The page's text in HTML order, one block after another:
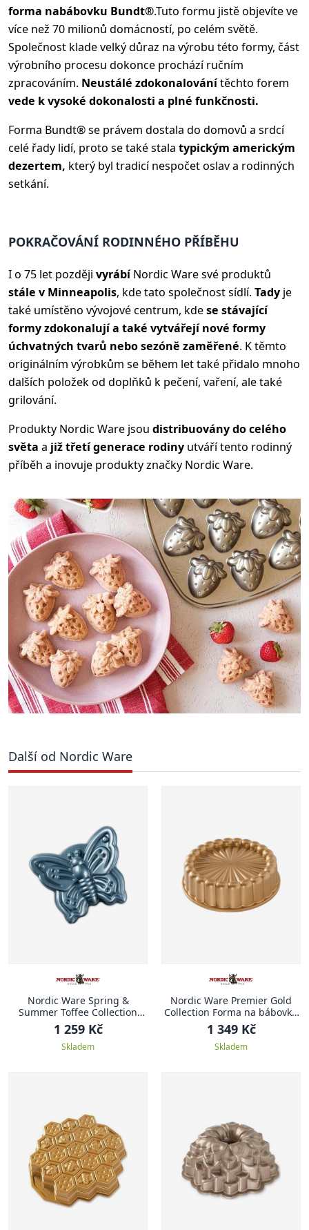
forma nabábovku Bundt®.Tuto formu jistě objevíte ve
více než 70 milionů domácností, po celém světě.
Společnost klade velký důraz na výrobu této formy, část
výrobního procesu dokonce prochází ručním
zpracováním. Neustálé zdokonalovánítěchto forem
vede k vysoké dokonalosti a plné funkčnosti.
Forma Bundt® se právem dostala do domovů a srdcí
celé řady lidí, proto se také stala typickým americkým
dezertem, který byl tradicí nespočet oslav a rodinných
setkání.
POKRAČOVÁNÍ RODINNÉHO PŘÍBĚHU
I o 75 let později vyrábíNordic Ware své produktů
stále v Minneapolis, kde tato společnost sídlí. Tady je
také umístěno vývojové centrum, kdese stávající
formy zdokonalují a také vytvářejí nové formy
úchvatných tvarů nebo sezóně zaměřené. K těmto
originálním výrobkům se během let také přidalo mnoho
dalších položek od doplňků k pečení, vaření, ale také
grilování.
Produkty Nordic Ware jsou distribuovány do celého
světa a již třetí generace rodiny utváří tento rodinný
příběh a inovuje produkty značky Nordic Ware.
Další od Nordic Ware
Nordic Ware Spring &
Summer Toffee Collection
Forma na bábovku MOTÝL
1 259 Kč
Skladem
Nordic Ware Premier Gold
Collection Forma na bábovku
1,4 l CHARLOTTE
1 349 Kč
Skladem